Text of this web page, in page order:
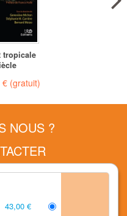
43,00 €
tropicale
€ (gratuit)
NOUS ?